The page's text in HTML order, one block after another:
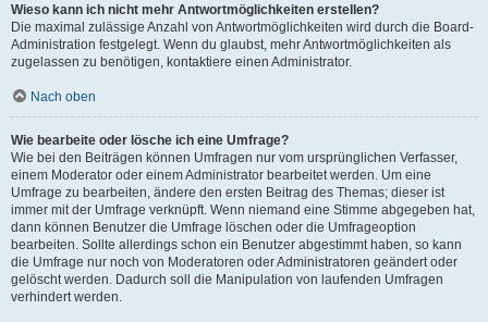
Wieso kann ich nicht mehr Antwortmöglichkeiten erstellen?
Die maximal zulässige Anzahl von Antwortmöglichkeiten wird durch die Board-
Administration festgelegt. Wenn du glaubst, mehr Antwortmöglichkeiten als
zugelassen zu benötigen, kontaktiere einen Administrator.
Nach oben
Wie bearbeite oder lösche ich eine Umfrage?
Wie bei den Beiträgen können Umfragen nur vom ursprünglichen Verfasser,
einem Moderator oder einem Administrator bearbeitet werden. Um eine
Umfrage zu bearbeiten, ändere den ersten Beitrag des Themas; dieser ist
immer mit der Umfrage verknüpft. Wenn niemand eine Stimme abgegeben hat,
dann können Benutzer die Umfrage löschen oder die Umfrageoption
bearbeiten. Sollte allerdings schon ein Benutzer abgestimmt haben, so kann
die Umfrage nur noch von Moderatoren oder Administratoren geändert oder
gelöscht werden. Dadurch soll die Manipulation von laufenden Umfragen
verhindert werden.